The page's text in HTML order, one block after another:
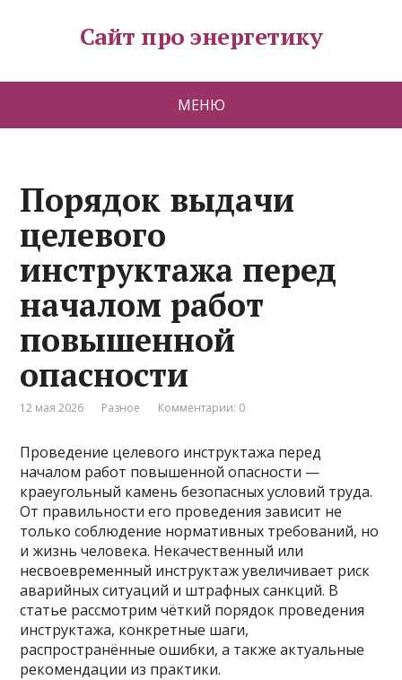
Сайт про энергетику
МЕНЮ
Порядок выдачи
целевого
инструктажа перед
началом работ
повышенной
опасности
12 мая 2026 Разное Комментарии: 0
Проведение целевого инструктажа перед
началом работ повышенной опасности —
краеугольный камень безопасных условий труда.
От правильности его проведения зависит не
только соблюдение нормативных требований, но
и жизнь человека. Некачественный или
несвоевременный инструктаж увеличивает риск
аварийных ситуаций и штрафных санкций. В
статье рассмотрим чёткий порядок проведения
инструктажа, конкретные шаги,
распространённые ошибки, а также актуальные
рекомендации из практики.